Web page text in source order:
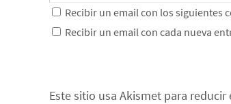
Recibir un email con los siguientes
Recibir un email con cada nueva
Este sitio usa Akismet para reducir